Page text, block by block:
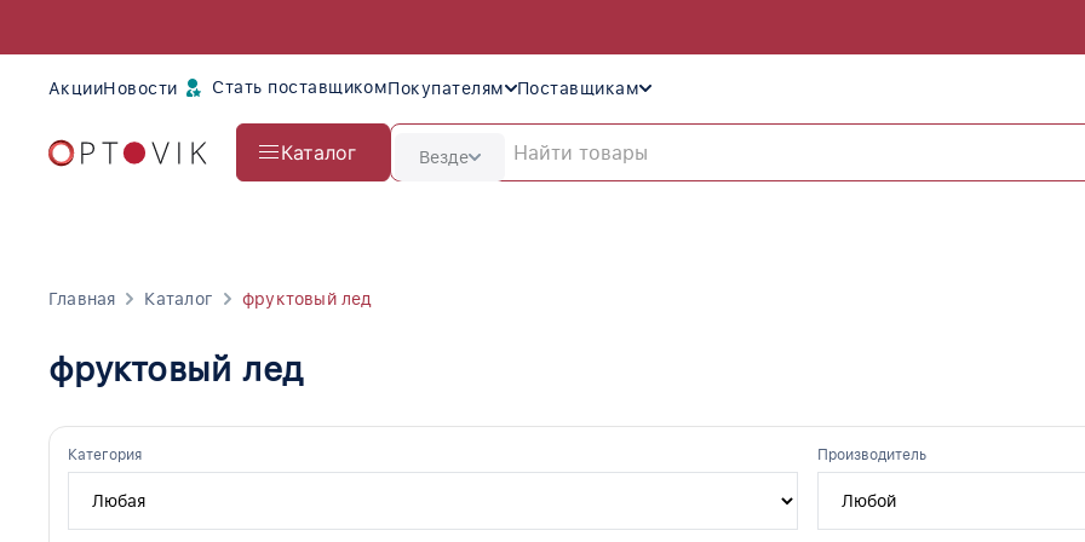
АкцииНовости Стать поставщикомПокупателям Поставщикам
Каталог Везде
Главная Каталог фруктовый лед
фруктовый лед
Категория Производитель